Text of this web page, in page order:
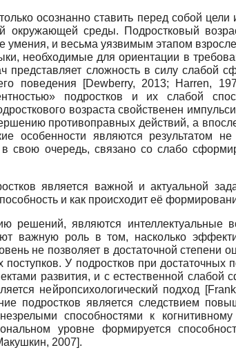
осознанно ставить перед собой цели
окружающей среды. Подростковый
и весьма уязвимым этапом
необходимые для ориентации в
сложность в силу слабой
поведения
[Dewberry, 2013; Harren,
подростков и их слабой
возраста свойственен
противоправных действий, а
особенности являются результатом
в свою очередь, связано со слабо
является важной и актуальной
и как происходит её
являются интеллектуальные
важную роль в том, насколько
не позволяет в достаточной степени
У подростков при достаточных
развития, и с естественной слабой
нейропсихологический подход
[
подростков является следствием
способностями к
уровне формируется
2007].